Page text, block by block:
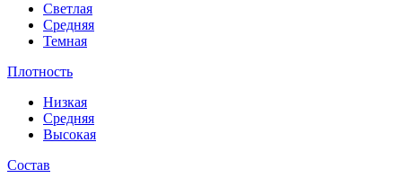
Светлая
Средняя
Темная
Плотность
Низкая
Средняя
Высокая
Состав